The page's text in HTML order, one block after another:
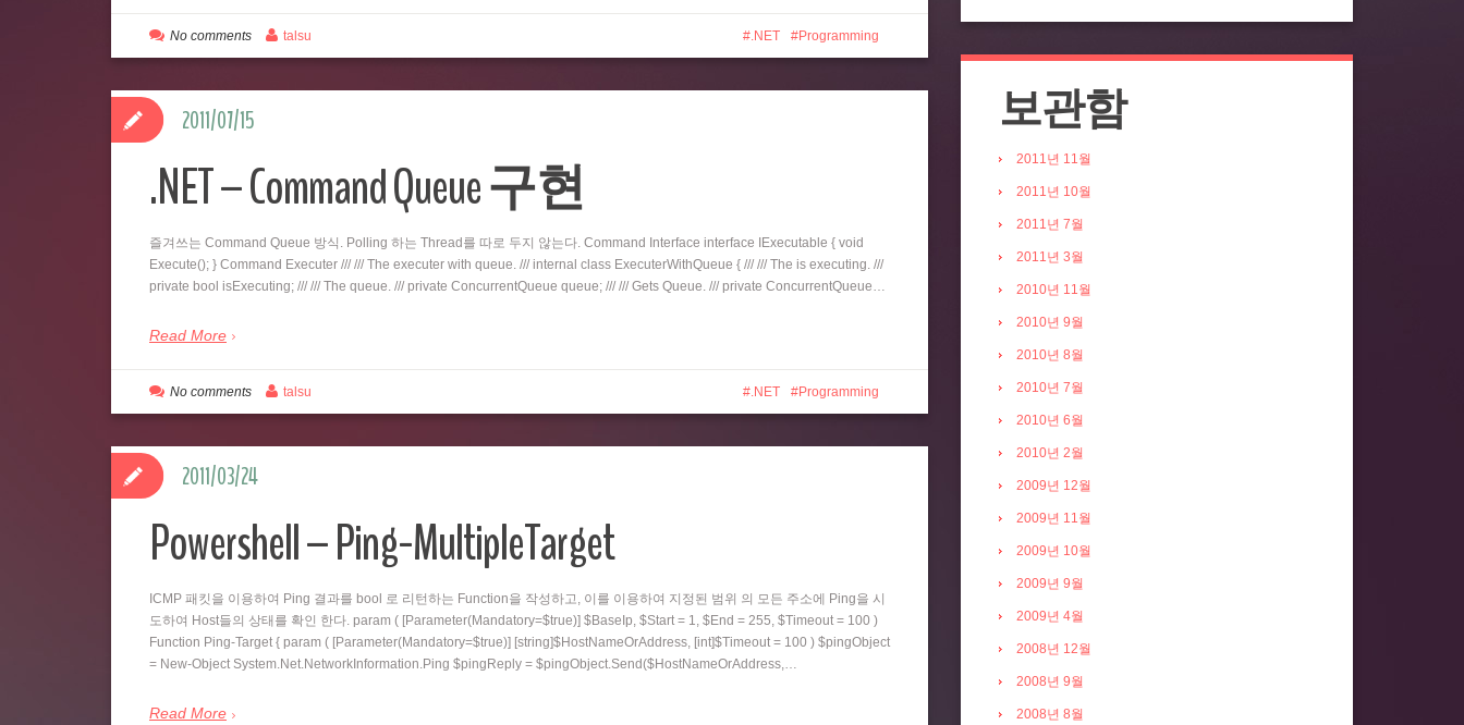
.NET Programming
No comments talsu
.NET – Command Queue 구현
즐겨쓰는 Command Queue 방식. Polling 하는 Thread를 따로 두지 않는다. Command Interface interface IExecutable { void
Execute(); } Command Executer /// /// The executer with queue. /// internal class ExecuterWithQueue { /// /// The is executing. ///
private bool isExecuting; /// /// The queue. /// private ConcurrentQueue queue; /// /// Gets Queue. /// private ConcurrentQueue…
Read More
2011/07/15
.NET Programming
No comments talsu
Powershell – Ping-MultipleTarget
ICMP 패킷을 이용하여 Ping 결과를 bool 로 리턴하는 Function을 작성하고, 이를 이용하여 지정된 범위 의 모든 주소에 Ping을 시
도하여 Host들의 상태를 확인 한다. param ( [Parameter(Mandatory=$true)] $BaseIp, $Start = 1, $End = 255, $Timeout = 100 )
Function Ping-Target { param ( [Parameter(Mandatory=$true)] [string]$HostNameOrAddress, [int]$Timeout = 100 ) $pingObject
= New-Object System.Net.NetworkInformation.Ping $pingReply = $pingObject.Send($HostNameOrAddress,…
Read More
2011/03/24
보관함
2011년 11월
2011년 10월
2011년 7월
2011년 3월
2010년 11월
2010년 9월
2010년 8월
2010년 7월
2010년 6월
2010년 2월
2009년 12월
2009년 11월
2009년 10월
2009년 9월
2009년 4월
2008년 12월
2008년 9월
2008년 8월